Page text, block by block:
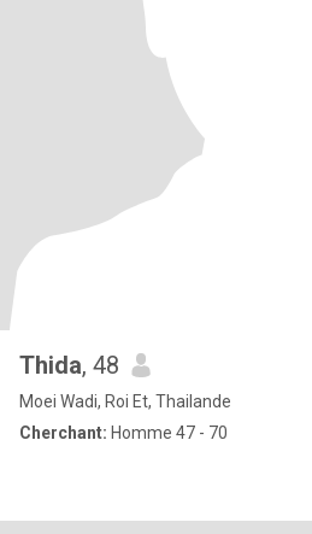
Thida, 48
Moei Wadi, Roi Et, Thailande
Cherchant: Homme 47 - 70